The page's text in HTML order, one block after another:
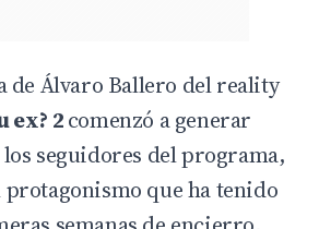
de Álvaro Ballero del reality
ex? 2comenzó a generar
seguidores del programa,
que ha tenido